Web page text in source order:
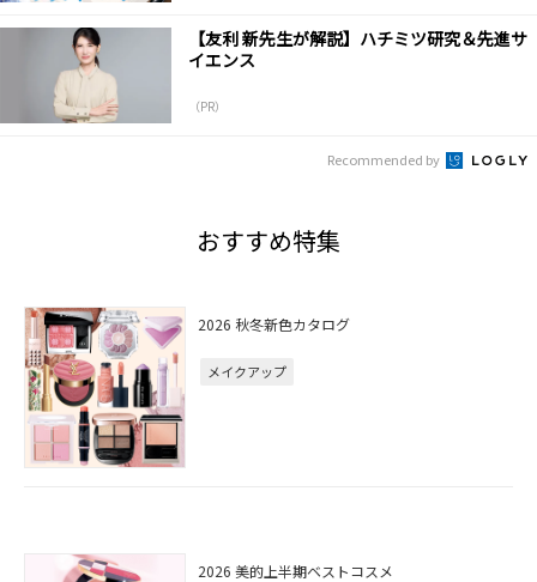
【友利 新先生が解説】ハチミツ研究＆先進サ
イエンス
（PR）
Recommended by
おすすめ特集
2026 秋冬新色カタログ
メイクアップ
2026 美的上半期ベストコスメ